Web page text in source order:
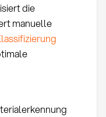
die
manuelle